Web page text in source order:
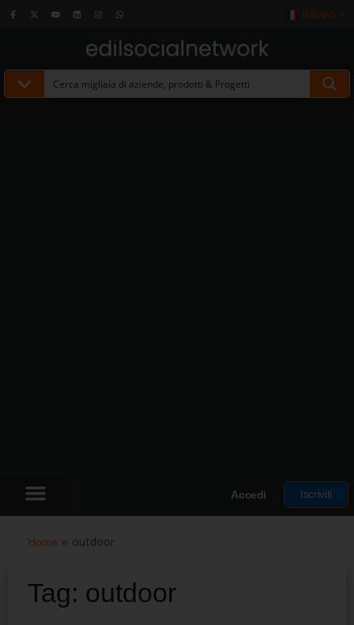
Italiano
Accedi Iscriviti
Home » outdoor
Tag: outdoor